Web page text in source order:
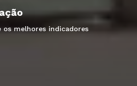
os melhores indicadores